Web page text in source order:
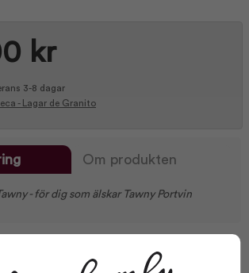
kr
3-8 dagar
- Lagar de Granito
Om produkten
- för dig som älskar Tawny Portvin
Facts